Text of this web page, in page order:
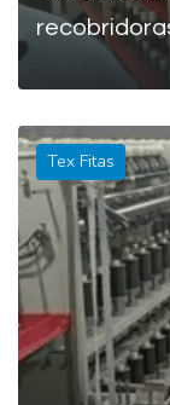
LEIA MAIS
Tex Fitas